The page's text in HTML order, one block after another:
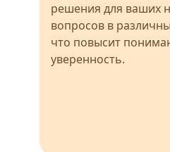
решения для ваших
вопросов в
что повысит
уверенность.